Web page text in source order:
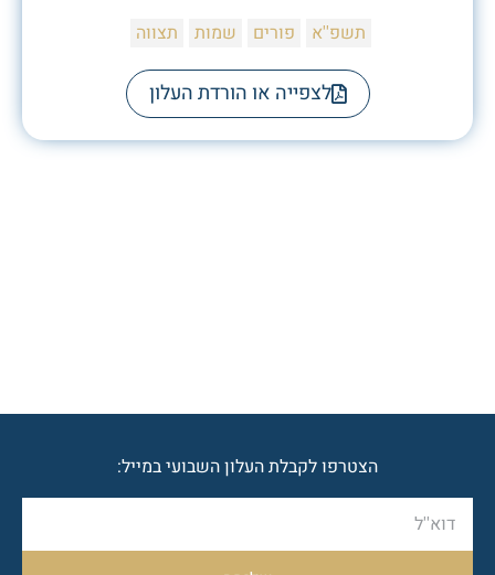
תשפ''א פורים שמות תצווה
לצפייה או הורדת העלון
הצטרפו לקבלת העלון השבועי במייל: